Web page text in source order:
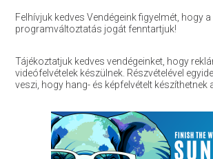
Felhívjuk kedves Vendégeink figyelmét, hogy a
programváltoztatás jogát fenntartjuk!
Tájékoztatjuk kedves vendégeinket, hogy
videófelvételek készülnek. Részvételével
veszi, hogy hang- és képfelvételt készíthetnek